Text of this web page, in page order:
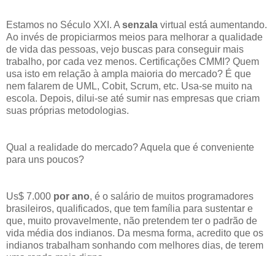
Estamos no Século XXI. A senzala virtual está aumentando.
Ao invés de propiciarmos meios para melhorar a qualidade
de vida das pessoas, vejo buscas para conseguir mais
trabalho, por cada vez menos. Certificações CMMI? Quem
usa isto em relação à ampla maioria do mercado? É que
nem falarem de UML, Cobit, Scrum, etc. Usa-se muito na
escola. Depois, dilui-se até sumir nas empresas que criam
suas próprias metodologias.
Qual a realidade do mercado? Aquela que é conveniente
para uns poucos?
Us$ 7.000 por ano, é o salário de muitos programadores
brasileiros, qualificados, que tem família para sustentar e
que, muito provavelmente, não pretendem ter o padrão de
vida média dos indianos. Da mesma forma, acredito que os
indianos trabalham sonhando com melhores dias, de terem